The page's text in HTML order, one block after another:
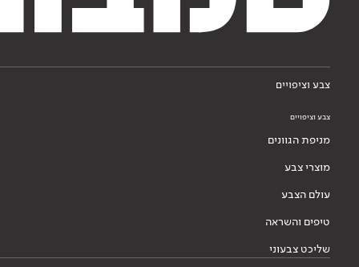
צבע וציפויים
צבע וציפויים
מניפת הגוונים
מוצרי צבע
עולם הצבע
טיפים והשראה
שליכט צבעוני